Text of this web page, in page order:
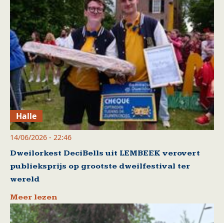
Halle
14/06/2026 - 22:46
Dweilorkest DeciBells uit LEMBEEK verovert
publieksprijs op grootste dweilfestival ter
wereld
Meer lezen